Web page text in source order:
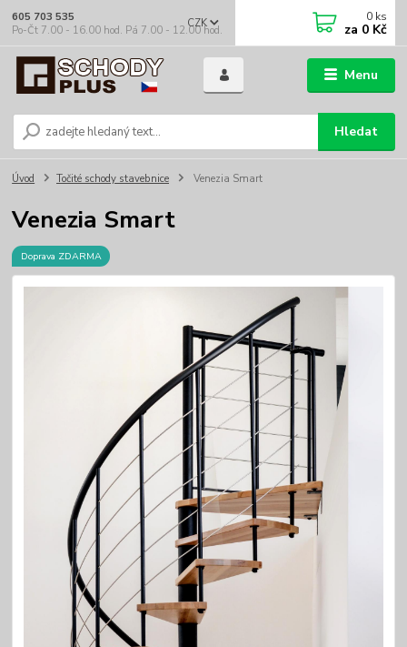
Menu
CZK
Hledat
605 703 535
Po-Čt 7.00 - 16.00 hod. Pá 7.00 - 12.00 hod.
0 ks
za 0 Kč
Úvod Točité schody stavebnice Venezia Smart
Venezia Smart
Doprava ZDARMA